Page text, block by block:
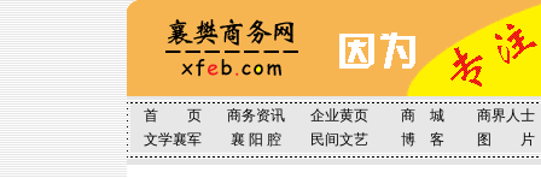
首 页 商务资讯 企业黄页 商 城
商界人士
文学襄军
襄 阳 腔 民间文艺 博 客 图 片